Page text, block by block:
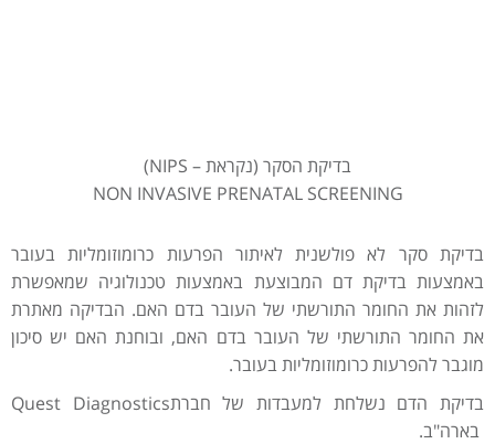
בדיקת הסקר (נקראת – NIPS)
NON INVASIVE PRENATAL SCREENING
בדיקת סקר לא פולשנית לאיתור הפרעות כרומוזומליות בעובר
באמצעות בדיקת דם המבוצעת באמצעות טכנולוגיה שמאפשרת
לזהות את החומר התורשתי של העובר בדם האם. הבדיקה מאתרת
את החומר התורשתי של העובר בדם האם, ובוחנת האם יש סיכון
מוגבר להפרעות כרומוזומליות בעובר.
בדיקת הדם נשלחת למעבדות של חברתQuest Diagnostics
בארה"ב.